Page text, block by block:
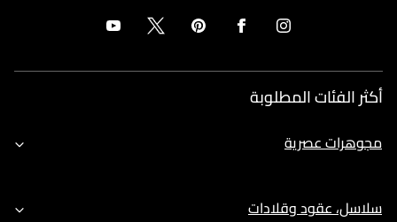
أكثر الفئات المطلوبة
مجوهرات عصرية
سلاسل، عقود وقلادات